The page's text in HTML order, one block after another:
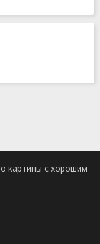
картины с хорошим